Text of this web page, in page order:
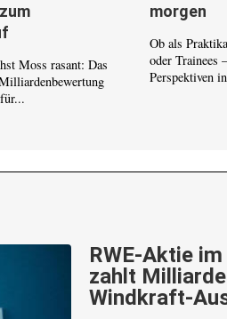
Moss rasant: Das
morgen
Ob als
oder Trainees
Perspektiven
RWE-Aktie
zahlt
Windkraft-